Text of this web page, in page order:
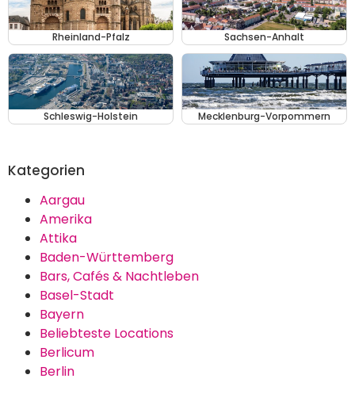
Rheinland-Pfalz Sachsen-Anhalt
Schleswig-Holstein Mecklenburg-Vorpommern
Kategorien
Aargau
Amerika
Attika
Baden-Württemberg
Bars, Cafés & Nachtleben
Basel-Stadt
Bayern
Beliebteste Locations
Berlicum
Berlin